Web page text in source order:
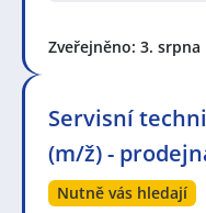
Zveřejněno: 3. srpna
Servisní
(m/ž) -
Nutně vás hledají